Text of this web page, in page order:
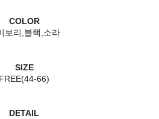
COLOR
보리,블랙,소라
SIZE
FREE(44-66)
DETAIL